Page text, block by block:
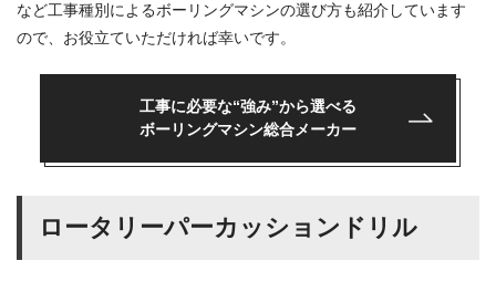
など工事種別によるボーリングマシンの選び方も紹介しています
ので、お役立ていただければ幸いです。
工事に必要な“強み”から選べる
ボーリングマシン総合メーカー
ロータリーパーカッションドリル